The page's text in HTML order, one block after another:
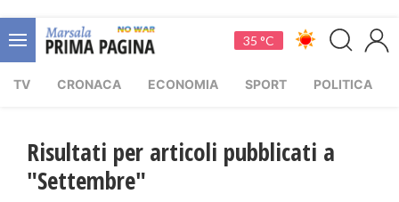
35 °C
TV CRONACA ECONOMIA SPORT POLITICA
Risultati per articoli pubblicati a
"Settembre"